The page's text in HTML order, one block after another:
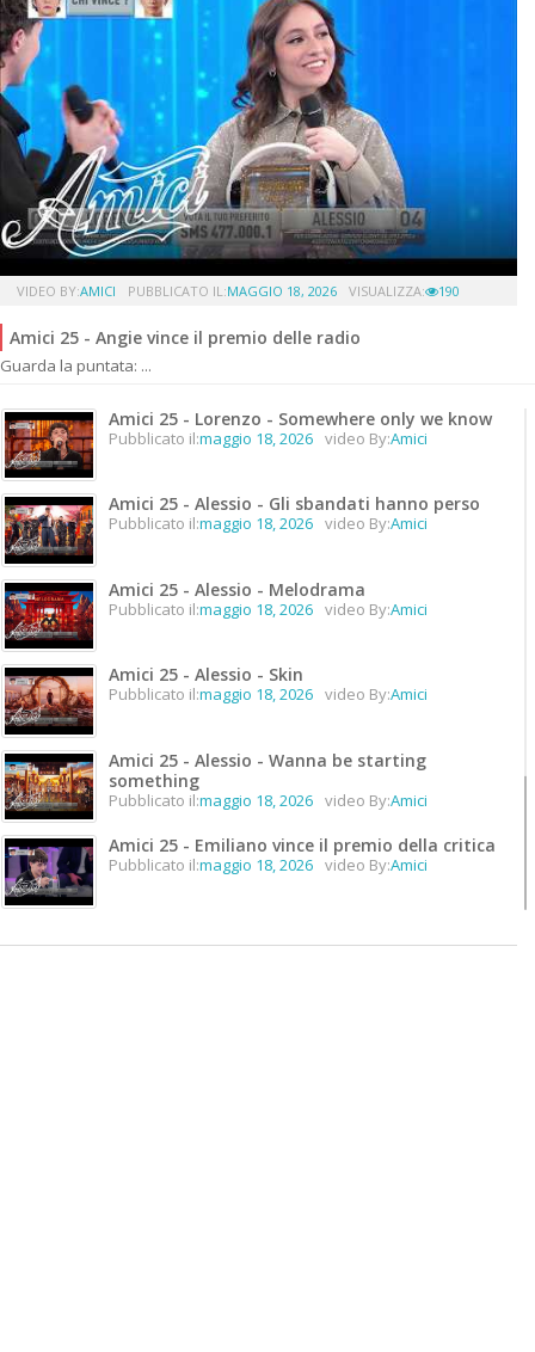
VIDEO BY:AMICI PUBBLICATO IL:MAGGIO 18, 2026 VISUALIZZA: 190
Amici 25 - Angie vince il premio delle radio
Guarda la puntata: ...
Amici 25 - Lorenzo - Somewhere only we know
Pubblicato il:maggio 18, 2026 video By:Amici
Amici 25 - Alessio - Gli sbandati hanno perso
Pubblicato il:maggio 18, 2026 video By:Amici
Amici 25 - Alessio - Melodrama
Pubblicato il:maggio 18, 2026 video By:Amici
Amici 25 - Alessio - Skin
Pubblicato il:maggio 18, 2026 video By:Amici
Amici 25 - Alessio - Wanna be starting
something
Pubblicato il:maggio 18, 2026 video By:Amici
Amici 25 - Emiliano vince il premio della critica
Pubblicato il:maggio 18, 2026 video By:Amici
Pubblicato il:maggio 18, 2026 video By:Amici